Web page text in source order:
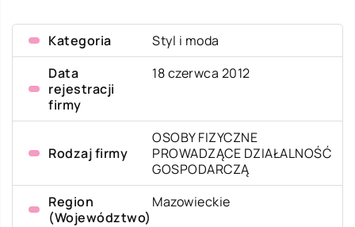
Kategoria
Styl i moda
Data
rejestracji
firmy
18 czerwca 2012
Rodzaj firmy
OSOBY FIZYCZNE
PROWADZĄCE DZIAŁALNOŚĆ
GOSPODARCZĄ
Region
(Województwo)
Mazowieckie